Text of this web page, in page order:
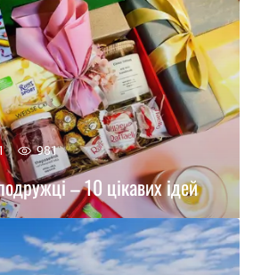
981
– 10 цікавих ідей